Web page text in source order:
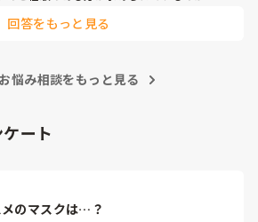
質問、汎用的に普通に私の実際をお応えさ
たから、ですね。本当は、なぜだからと言
疑問もよーく分かるところでしたの
回答をもっと見る
悩み相談をもっと見る
ート
のマスクは…？